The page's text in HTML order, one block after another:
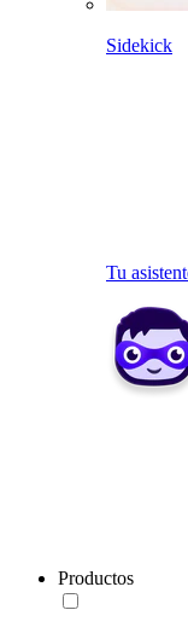
Sidekick
Tu
Productos